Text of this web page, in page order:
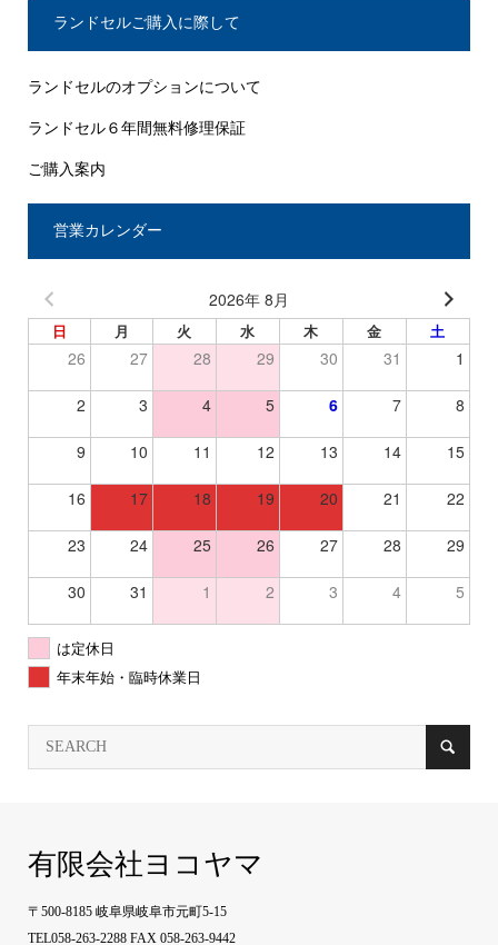
ランドセルご購入に際して
ランドセルのオプションについて
ランドセル６年間無料修理保証
ご購入案内
営業カレンダー
2026年 8月
日 月 火 水 木 金 土
26 27 28 29 30 31 1
2 3 4 5 6 7 8
9 10 11 12 13 14 15
16 17 18 19 20 21 22
23 24 25 26 27 28 29
30 31 1 2 3 4 5
は定休日
年末年始・臨時休業日
有限会社ヨコヤマ
〒500-8185 岐阜県岐阜市元町5-15
TEL058-263-2288 FAX 058-263-9442